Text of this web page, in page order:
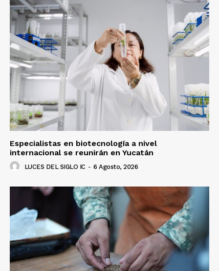
Especialistas en biotecnología a nivel
internacional se reunirán en Yucatán
LUCES DEL SIGLO IC - 6 Agosto, 2026